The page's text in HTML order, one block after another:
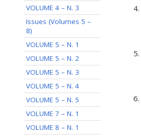
VOLUME 4 – N. 3
Issues (Volumes 5 –
8)
VOLUME 5 – N. 1
VOLUME 5 – N. 2
VOLUME 5 – N. 3
VOLUME 5 – N. 4
VOLUME 5 – N. 5
VOLUME 7 – N. 1
VOLUME 8 – N. 1